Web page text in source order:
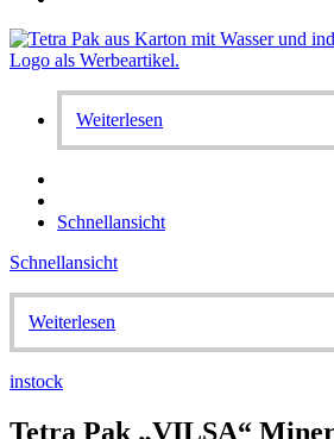
Weiterlesen
Schnellansicht
Schnellansicht
Weiterlesen
instock
Tetra Pak „VILSA“